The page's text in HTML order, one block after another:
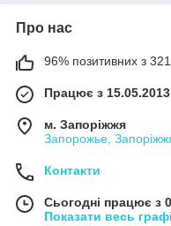
Про нас
96% позитивних з 321
Працює з 15.05.2013
м. Запоріжжя
Запорожье,
Контакти
Сьогодні працює з
Показати весь